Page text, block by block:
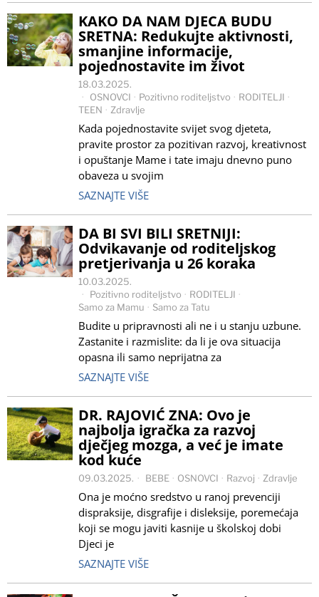
KAKO DA NAM DJECA BUDU
SRETNA: Redukujte aktivnosti,
smanjine informacije,
pojednostavite im život
18.03.2025.
OSNOVCI · Pozitivno roditeljstvo · RODITELJI ·
TEEN · Zdravlje
Kada pojednostavite svijet svog djeteta,
pravite prostor za pozitivan razvoj, kreativnost
i opuštanje Mame i tate imaju dnevno puno
obaveza u svojim
SAZNAJTE VIŠE
DA BI SVI BILI SRETNIJI:
Odvikavanje od roditeljskog
pretjerivanja u 26 koraka
10.03.2025.
Pozitivno roditeljstvo · RODITELJI ·
Samo za Mamu · Samo za Tatu
Budite u pripravnosti ali ne i u stanju uzbune.
Zastanite i razmislite: da li je ova situacija
opasna ili samo neprijatna za
SAZNAJTE VIŠE
DR. RAJOVIĆ ZNA: Ovo je
najbolja igračka za razvoj
dječjeg mozga, a već je imate
kod kuće
09.03.2025. BEBE · OSNOVCI · Razvoj · Zdravlje
Ona je moćno sredstvo u ranoj prevenciji
dispraksije, disgrafije i disleksije, poremećaja
koji se mogu javiti kasnije u školskoj dobi
Djeci je
SAZNAJTE VIŠE